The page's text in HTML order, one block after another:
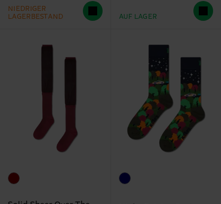
NIEDRIGER
LAGERBESTAND
AUF LAGER